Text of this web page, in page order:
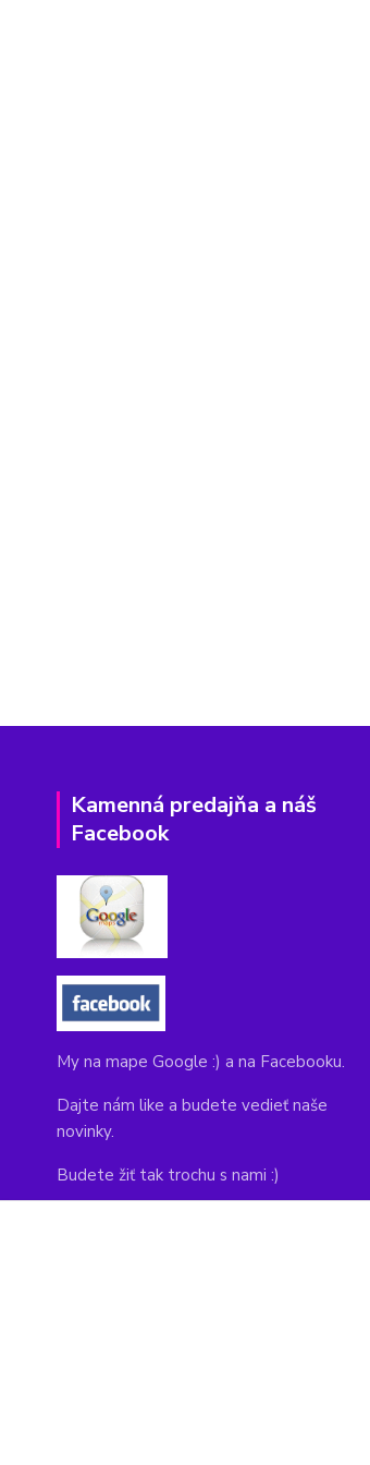
Kamenná predajňa a náš
Facebook
My na mape Google :) a na Facebooku.
Dajte nám like a budete vedieť naše
novinky.
Budete žiť tak trochu s nami :)